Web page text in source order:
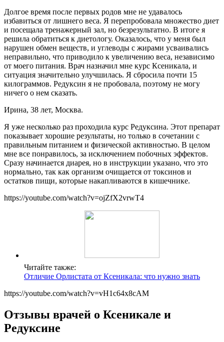
Долгое время после первых родов мне не удавалось
избавиться от лишнего веса. Я перепробовала множество диет
и посещала тренажерный зал, но безрезультатно. В итоге я
решила обратиться к диетологу. Оказалось, что у меня был
нарушен обмен веществ, и углеводы с жирами усваивались
неправильно, что приводило к увеличению веса, независимо
от моего питания. Врач назначил мне курс Ксеникала, и
ситуация значительно улучшилась. Я сбросила почти 15
килограммов. Редуксин я не пробовала, поэтому не могу
ничего о нем сказать.
Ирина, 38 лет, Москва.
Я уже несколько раз проходила курс Редуксина. Этот препарат
показывает хорошие результаты, но только в сочетании с
правильным питанием и физической активностью. В целом
мне все понравилось, за исключением побочных эффектов.
Сразу начинается диарея, но в инструкции указано, что это
нормально, так как организм очищается от токсинов и
остатков пищи, которые накапливаются в кишечнике.
https://youtube.com/watch?v=ojZfX2vrwT4
Читайте также:
Отличие Орлистата от Ксеникала: что нужно знать
https://youtube.com/watch?v=vH1c64x8cAM
Отзывы врачей о Ксеникале и
Редуксине